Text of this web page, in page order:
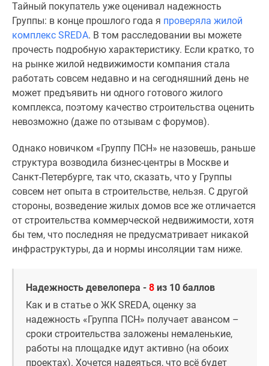
коттеджные
поселки
Коттеджные
поселки
лесу
Коттеджные
поселки
Коттеджные
поселки
ипотеку
Бизнес-
центры
Коттеджи
Скидки
Тайный покупатель уже оценивал надежность
Группы: в конце прошлого года я проверяла жилой
комплекс SREDA. В том расследовании вы можете
прочесть подробную характеристику. Если кратко, то
на рынке жилой недвижимости компания стала
работать совсем недавно и на сегодняшний день не
может предъявить ни одного готового жилого
комплекса, поэтому качество строительства оценить
невозможно (даже по отзывам с форумов).
Однако новичком «Группу ПСН» не назовешь, раньше
структура возводила бизнес-центры в Москве и
Санкт-Петербурге, так что, сказать, что у Группы
совсем нет опыта в строительстве, нельзя. С другой
стороны, возведение жилых домов все же отличается
от строительства коммерческой недвижимости, хотя
бы тем, что последняя не предусматривает никакой
инфраструктуры, да и нормы инсоляции там ниже.
Надежность девелопера - 8 из 10 баллов
Как и в статье о ЖК SREDA, оценку за
надежность «Группа ПСН» получает авансом –
сроки строительства заложены немаленькие,
работы на площадке идут активно (на обоих
проектах). Хочется надеяться, что всё будет